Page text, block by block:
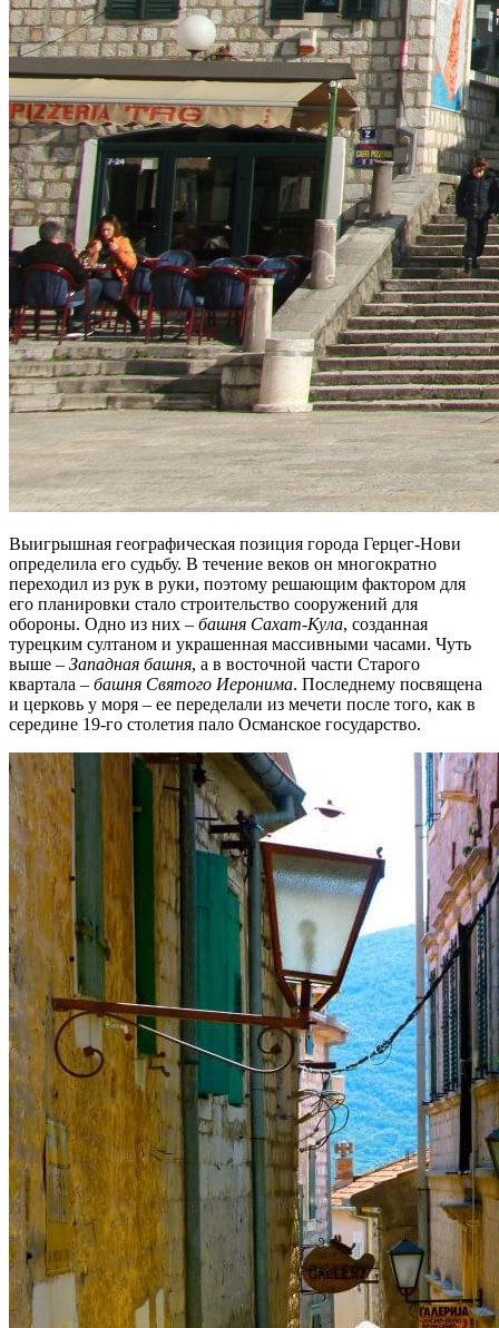
Выигрышная географическая позиция города Герцег-Нови
определила его судьбу. В течение веков он многократно
переходил из рук в руки, поэтому решающим фактором для
его планировки стало строительство сооружений для
обороны. Одно из них – башня Сахат-Кула, созданная
турецким султаном и украшенная массивными часами. Чуть
выше – Западная башня, а в восточной части Старого
квартала – башня Святого Иеронима. Последнему посвящена
и церковь у моря – ее переделали из мечети после того, как в
середине 19-го столетия пало Османское государство.